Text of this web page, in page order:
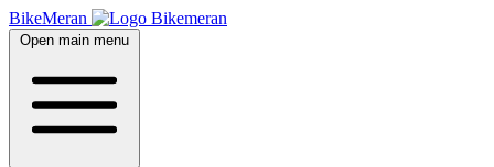
BikeMeran
Open main menu